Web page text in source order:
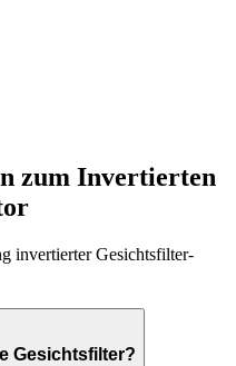
zum Invertierten
invertierter Gesichtsfilter-
Gesichtsfilter?